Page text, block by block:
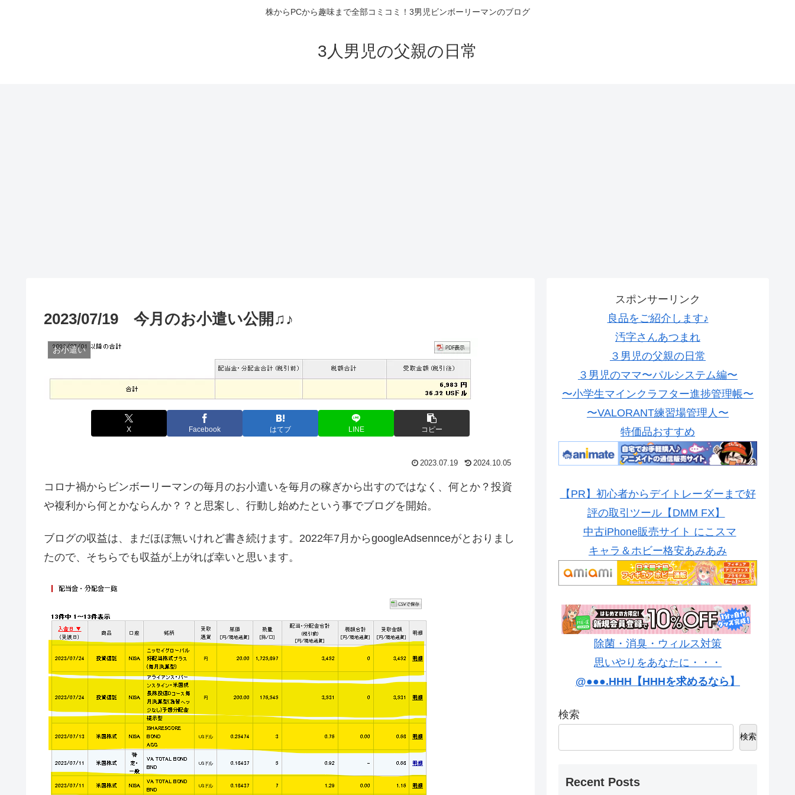
株からPCから趣味まで全部コミコミ！3男児ビンボーリーマンのブログ
3人男児の父親の日常
2023/07/19 今月のお小遣い公開♫♪
お小遣い
X Facebook はてブ LINE コピー
2023.07.19 2024.10.05
コロナ禍からビンボーリーマンの毎月のお小遣いを毎月の稼ぎから出すのではなく、何とか？投資
や複利から何とかならんか？？と思案し、行動し始めたという事でブログを開始。
ブログの収益は、まだほぼ無いけれど書き続けます。2022年7月からgoogleAdsennceがとおりまし
たので、そちらでも収益が上がれば幸いと思います。
スポンサーリンク
良品をご紹介します♪
汚字さんあつまれ
３男児の父親の日常
３男児のママ〜パルシステム編〜
〜小学生マインクラフター進捗管理帳〜
〜VALORANT練習場管理人〜
特価品おすすめ
【PR】初心者からデイトレーダーまで好
評の取引ツール【DMM FX】
中古iPhone販売サイト にこスマ
キャラ＆ホビー格安あみあみ
除菌・消臭・ウィルス対策
思いやりをあなたに・・・
@●●●.HHH【HHHを求めるなら】
検索
検索
Recent Posts